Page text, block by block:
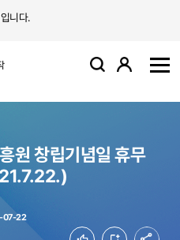
니다.
검색 로그인
원 창립기념일 휴무
07-22